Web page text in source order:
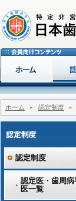
ホーム 認定制度
認定制度
認定医・歯周
医一覧